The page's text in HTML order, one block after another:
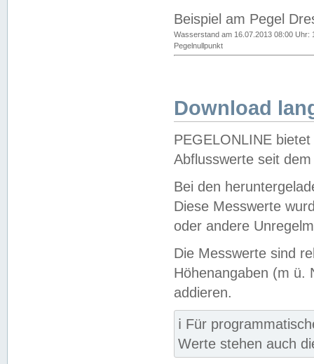
Beispiel am Pegel
Wasserstand am 16.07.2013 08:00 Uhr:
Pegelnullpunkt
Download
PEGELONLINE
Abflusswerte seit
Bei den
Diese Messwerte
oder andere
Die Messwerte sind
Höhenangaben (m ü.
addieren.
ℹ️ Für
Werte stehen auch